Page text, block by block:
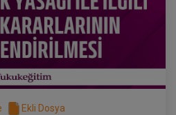
Ekli Dosya